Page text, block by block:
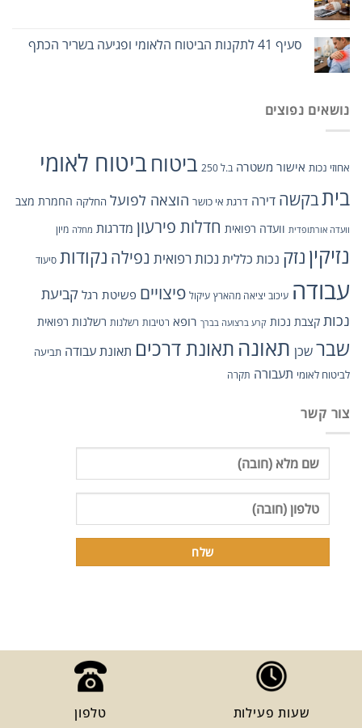
סעיף 41 לתקנות הביטוח הלאומי ופגיעה בשריר הכתף
נושאים נפוצים
אחוזי נכות אישור משטרה ב.ל 250 ביטוחביטוח לאומי
ביתבקשה דירה דרגת אי כושר הוצאה לפועל החלקה החמרת מצב
וועדה אורתופדית וועדה רפואית חדלות פירעון מדרגות מחלה מיון
נזיקיןנזק נכות כללית נכות רפואית נפילה נקודות סיעוד
עבודה עיכוב יציאה מהארץ עיקול פיצויים פשיטת רגל קביעת
נכות קצבת נכות קרע ברצועה בברך רופא רטיבות רשלנות רשלנות רפואית
שברשכן תאונה תאונת דרכים תאונת עבודה תביעה
לביטוח לאומי תעבורה תקרה
צור קשר
שעות פעילות טלפון